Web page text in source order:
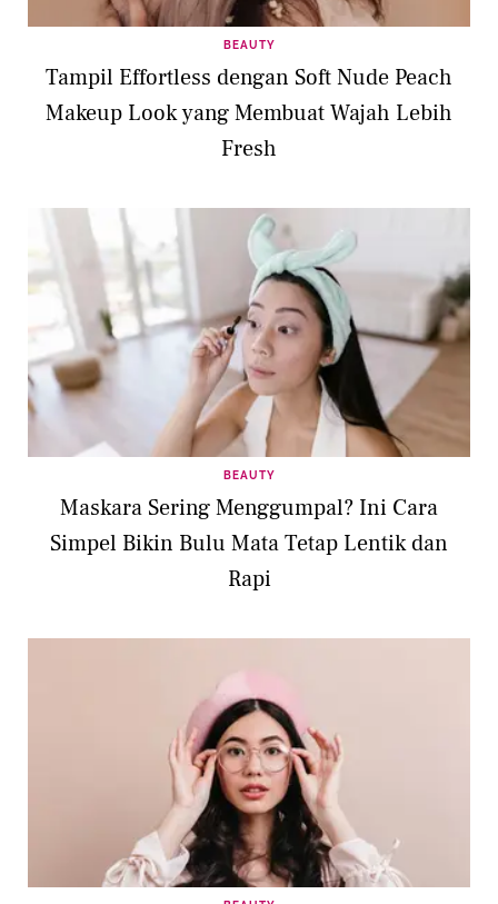
BEAUTY
Tampil Effortless dengan Soft Nude Peach
Makeup Look yang Membuat Wajah Lebih
Fresh
BEAUTY
Maskara Sering Menggumpal? Ini Cara
Simpel Bikin Bulu Mata Tetap Lentik dan
Rapi